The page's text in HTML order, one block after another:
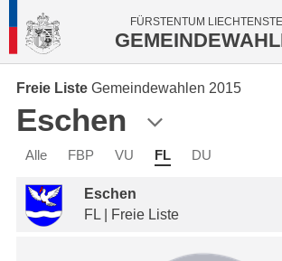
FÜRSTENTUM
Freie Liste Gemeindewahlen 2015
Eschen
Alle FBP VU FL DU
Eschen
FL | Freie Liste